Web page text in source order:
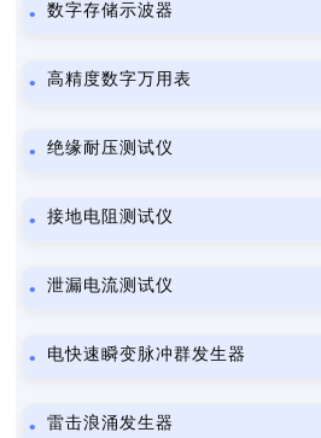
数字存储示波器
高精度数字万用表
绝缘耐压测试仪
接地电阻测试仪
泄漏电流测试仪
电快速瞬变脉冲群发生器
雷击浪涌发生器